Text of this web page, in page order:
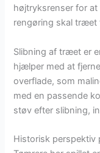
højtryksrenser for
rengøring skal træet
Slibning af træet er
hjælper med at
overflade, som
med en passende
støv efter slibning,
Historisk perspektiv